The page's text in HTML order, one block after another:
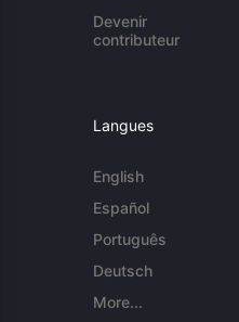
Devenir
contributeur
Langues
English
Español
Português
Deutsch
More...